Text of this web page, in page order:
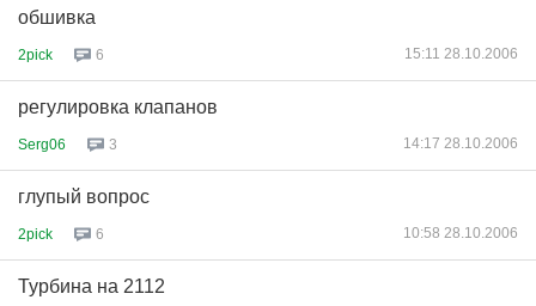
обшивка
2pick 6 15:11 28.10.2006
регулировка клапанов
Serg06 3 14:17 28.10.2006
глупый вопрос
2pick 6 10:58 28.10.2006
Турбина на 2112